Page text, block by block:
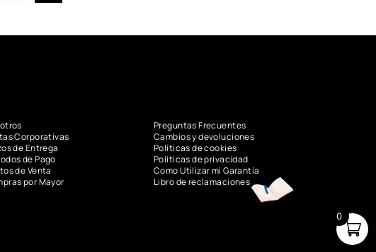
0
Corporativas
de Entrega
de Pago
de Venta
por Mayor
Preguntas Frecuentes
Cambios y devoluciones
Políticas de cookies
Políticas de privacidad
Como Utilizar mi Garantía
Libro de reclamaciones